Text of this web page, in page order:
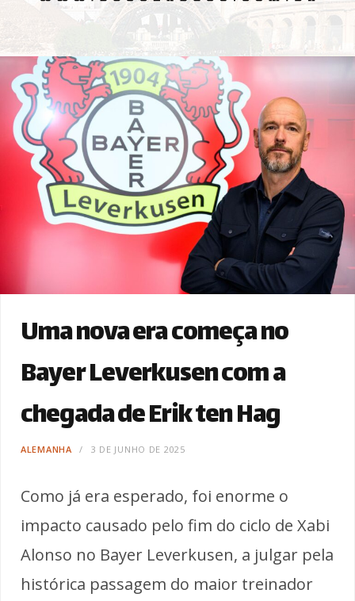
Uma nova era começa no
Bayer Leverkusen com a
chegada de Erik ten Hag
ALEMANHA 3 DE JUNHO DE 2025
Como já era esperado, foi enorme o
impacto causado pelo fim do ciclo de Xabi
Alonso no Bayer Leverkusen, a julgar pela
histórica passagem do maior treinador